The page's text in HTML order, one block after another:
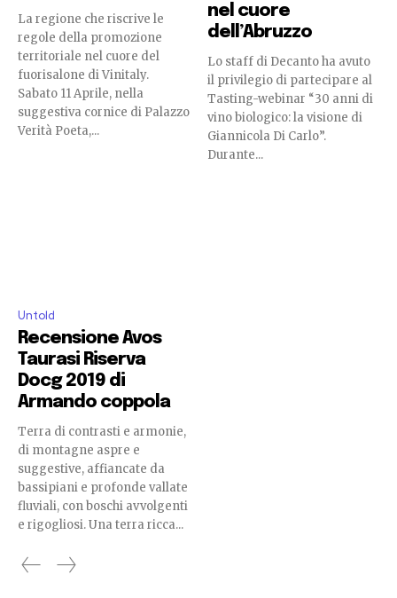
La regione che riscrive le
regole della promozione
territoriale nel cuore del
fuorisalone di Vinitaly.
Sabato 11 Aprile, nella
suggestiva cornice di Palazzo
Verità Poeta,...
nel cuore
dell’Abruzzo
Lo staff di Decanto ha avuto
il privilegio di partecipare al
Tasting-webinar “30 anni di
vino biologico: la visione di
Giannicola Di Carlo”.
Durante...
Untold
Recensione Avos
Taurasi Riserva
Docg 2019 di
Armando coppola
Terra di contrasti e armonie,
di montagne aspre e
suggestive, affiancate da
bassipiani e profonde vallate
fluviali, con boschi avvolgenti
e rigogliosi. Una terra ricca...